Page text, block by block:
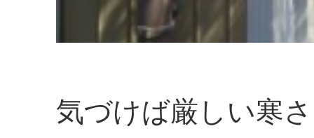
気づけば厳しい寒